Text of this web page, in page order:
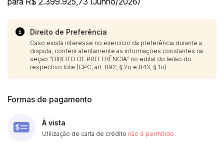
Direito de Preferência
Caso exista interesse no exercício da preferência durante a
disputa, conferir atentamente as informações constantes na
seção “DIREITO DE PREFERÊNCIA” no edital do leilão do
respectivo lote (CPC, art. 892, § 2o e 843, § 1o).
Formas de pagamento
À vista
Utilização de carta de crédito não é permitido